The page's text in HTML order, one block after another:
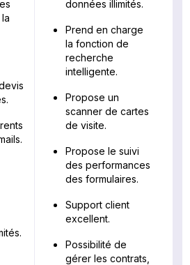
données illimités.
Prend en charge
la fonction de
recherche
intelligente.
Propose un
scanner de cartes
de visite.
Propose le suivi
des performances
des formulaires.
Support client
excellent.
Possibilité de
gérer les contrats,